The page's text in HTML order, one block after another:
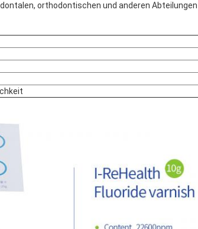
orthodontischen und anderen